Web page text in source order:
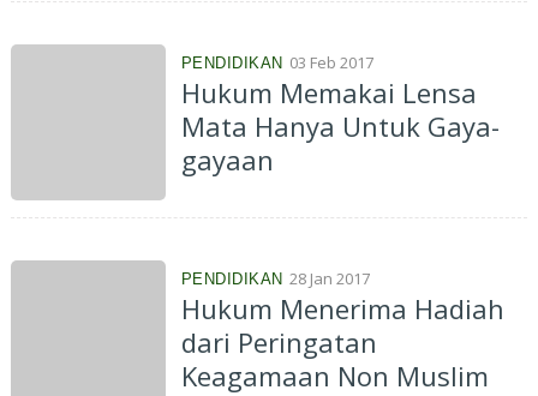
PENDIDIKAN 03 Feb 2017
Hukum Memakai Lensa
Mata Hanya Untuk Gaya-
gayaan
PENDIDIKAN 28 Jan 2017
Hukum Menerima Hadiah
dari Peringatan
Keagamaan Non Muslim